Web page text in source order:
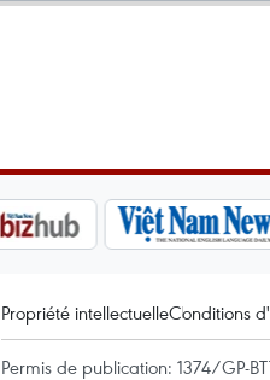
Propriété intellectuelleConditions
Permis de publication: 1374/GP-